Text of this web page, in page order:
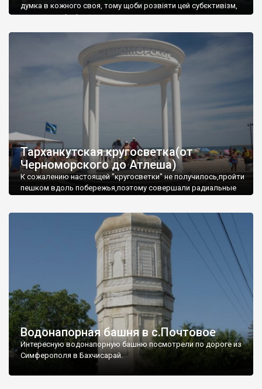
думка в кожного своя, тому щоби розвіяти цей субєктивізм,
запрошую відвідати це
Тарханкутская кругосветка(от
Черноморского до Атлеша)
К сожалению настоящей "кругосветки" не получилось,пройти
пешком вдоль побережья,поэтому совершали радиальные
Водонапорная башня в с.Почтовое
Интересную водонапорную башню посмотрели по дороге из
Симферополя в Бахчисарай.